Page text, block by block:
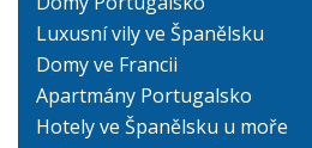
Luxusní vily ve Španělsku
Domy ve Francii
Apartmány Portugalsko
Hotely ve Španělsku u moře